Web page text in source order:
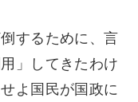
するために、言
」してきたわけ
よ国民が国政に